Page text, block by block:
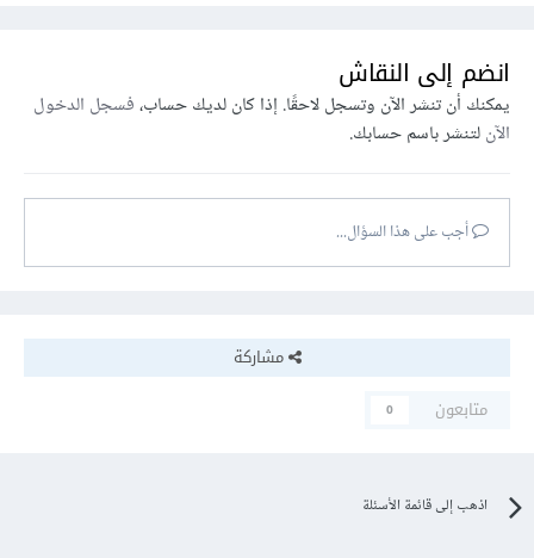
انضم إلى النقاش
يمكنك أن تنشر الآن وتسجل لاحقًا. إذا كان لديك حساب،فسجل الدخول
الآنلتنشر باسم حسابك.
أجب على هذا السؤال...
مشاركة
متابعون
0
اذهب إلى قائمة الأسئلة